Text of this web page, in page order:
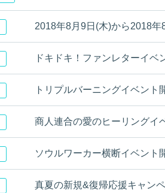
2018年8月9日(木)から2018
ドキドキ！ファンレターイベ
トリプルバーニングイベント
商人連合の愛のヒーリングイ
ソウルワーカー横断イベント
真夏の新規&復帰応援キャン